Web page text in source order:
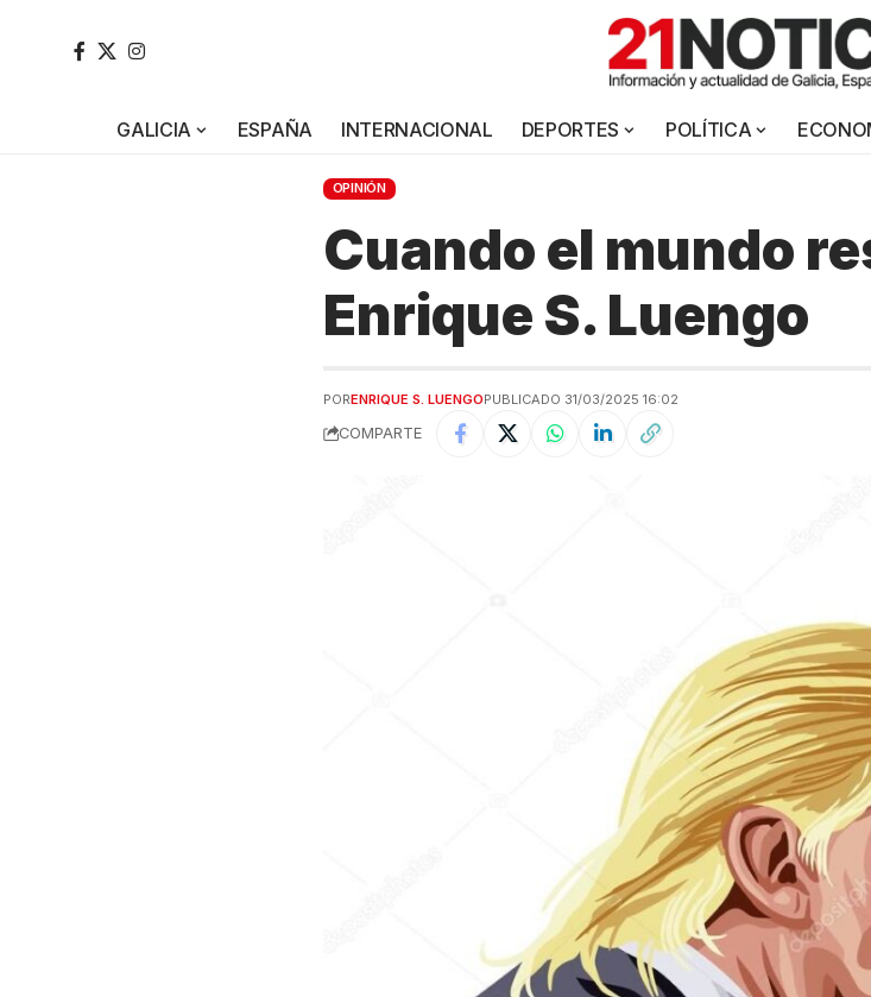
GALICIA ESPAÑA INTERNACIONAL DEPORTES POLÍTICA
OPINIÓN
Cuando el mundo
Enrique S. Luengo
PORENRIQUE S. LUENGOPUBLICADO 31/03/2025 16:02
COMPARTE